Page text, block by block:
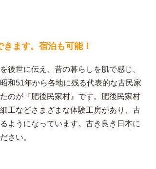
ます。宿泊も可能！
後世に伝え、昔の暮らしを肌で感じ、
和51年から各地に残る代表的な古民家
のが『肥後民家村』です。肥後民家村
工などさまざまな体験工房があり、古
ようになっています。古き良き日本に
さい。